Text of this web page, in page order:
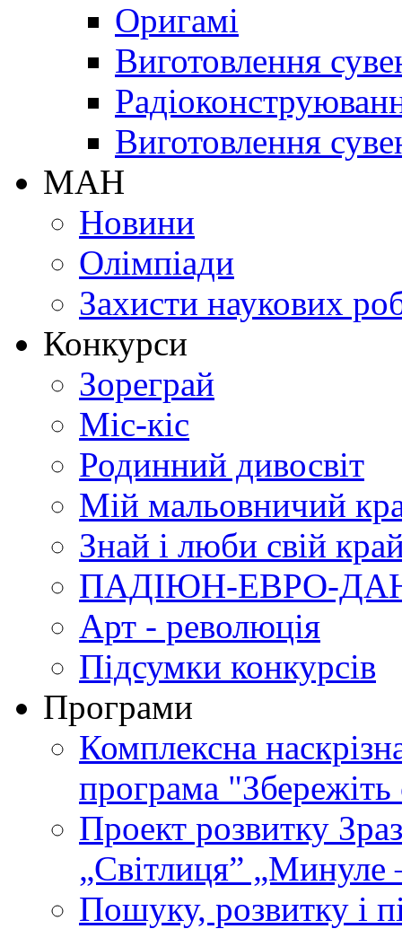
Оригамі
Виготовлення
Виготовлення
МАН
Новини
Олімпіади
Захисти наукових
Конкурси
Зореграй
Міс-кіс
Родинний дивосвіт
Мій мальовничий
Знай і люби свій
ПАДІЮН-ЕВРО-
Арт - революція
Підсумки конкурсів
Програми
Комплексна
програма
Проект розвитку
„Світлиця” „Минуле
Пошуку, розвитку і